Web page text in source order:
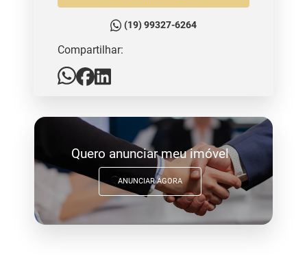
(19) 99327-6264
Compartilhar:
Quero anunciar meu imóvel
ANUNCIAR AGORA